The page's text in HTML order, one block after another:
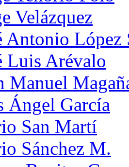
Velázquez
Antonio López
Luis Arévalo
Manuel
Ángel García
San Martí
Sánchez M.